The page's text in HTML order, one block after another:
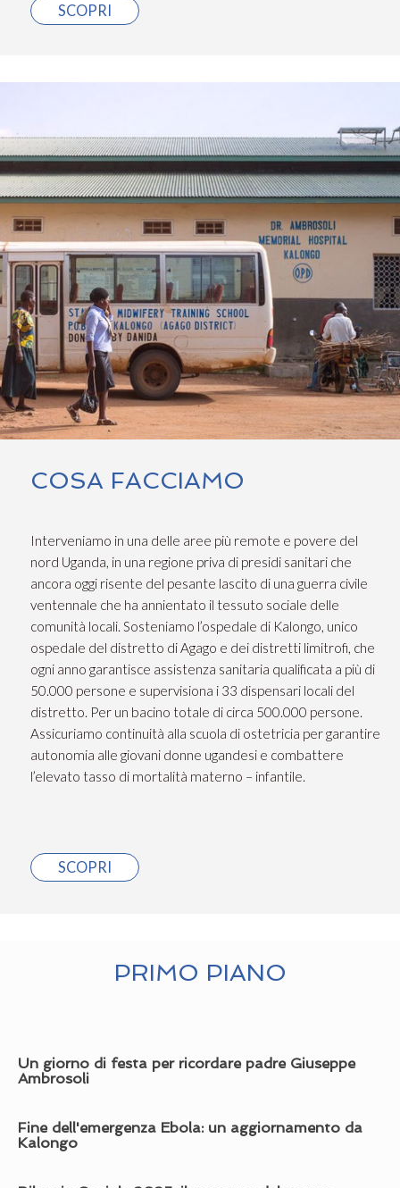
SCOPRI
COSA FACCIAMO
Interveniamo in una delle aree più remote e povere del
nord Uganda, in una regione priva di presidi sanitari che
ancora oggi risente del pesante lascito di una guerra civile
ventennale che ha annientato il tessuto sociale delle
comunità locali. Sosteniamo l’ospedale di Kalongo, unico
ospedale del distretto di Agago e dei distretti limitrofi, che
ogni anno garantisce assistenza sanitaria qualificata a più di
50.000 persone e supervisiona i 33 dispensari locali del
distretto. Per un bacino totale di circa 500.000 persone.
Assicuriamo continuità alla scuola di ostetricia per garantire
autonomia alle giovani donne ugandesi e combattere
l’elevato tasso di mortalità materno – infantile.
SCOPRI
PRIMO PIANO
Un giorno di festa per ricordare padre Giuseppe
Ambrosoli
Fine dell'emergenza Ebola: un aggiornamento da
Kalongo